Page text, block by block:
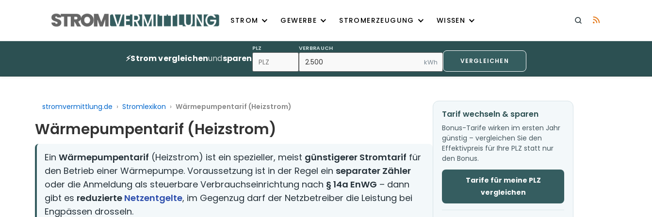
STROM GEWERBE STROMERZEUGUNG WISSEN
⚡Strom vergleichenundsparen
PLZ VERBRAUCH
kWh VERGLEICHEN
stromvermittlung.de › Stromlexikon › Wärmepumpentarif (Heizstrom)
Wärmepumpentarif (Heizstrom)
Ein Wärmepumpentarif (Heizstrom) ist ein spezieller, meist günstigerer Stromtarif für
den Betrieb einer Wärmepumpe. Voraussetzung ist in der Regel ein separater Zähler
oder die Anmeldung als steuerbare Verbrauchseinrichtung nach § 14a EnWG – dann
gibt es reduzierte Netzentgelte, im Gegenzug darf der Netzbetreiber die Leistung bei
Engpässen drosseln.
Tarif wechseln & sparen
Bonus-Tarife wirken im ersten Jahr
günstig – vergleichen Sie den
Effektivpreis für Ihre PLZ statt nur
den Bonus.
Tarife für meine PLZ
vergleichen